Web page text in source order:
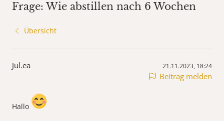
Frage: Wie abstillen nach 6 Wochen
Übersicht
Jul.ea 21.11.2023, 18:24
Beitrag melden
Hallo